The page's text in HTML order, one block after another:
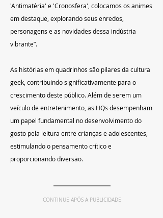
'Antimatéria' e 'Cronosfera', colocamos os animes
em destaque, explorando seus enredos,
personagens e as novidades dessa indústria
vibrante”.
As histórias em quadrinhos são pilares da cultura
geek, contribuindo significativamente para o
crescimento deste público. Além de serem um
veículo de entretenimento, as HQs desempenham
um papel fundamental no desenvolvimento do
gosto pela leitura entre crianças e adolescentes,
estimulando o pensamento crítico e
proporcionando diversão.
CONTINUE APÓS A PUBLICIDADE